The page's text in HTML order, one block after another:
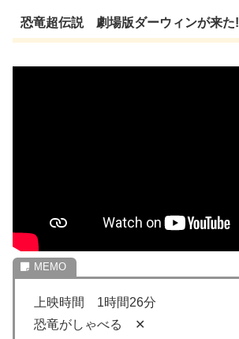
恐竜超伝説 劇場版ダーウィンが来た!
上映時間 1時間26分
恐竜がしゃべる ✕